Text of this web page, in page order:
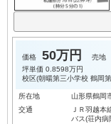
価格 50万円
売地
坪単価 0.8598万円
校区(朝暘第三小学校 鶴岡
所在地
山形県鶴岡
交通
ＪＲ羽越本
バス(荘内病